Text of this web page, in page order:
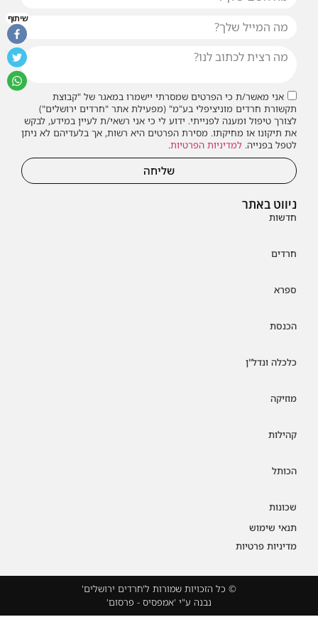
ניווט באתר
חדשות
חרדים
ספרא
הכנסת
כלכלה ונדל"ן
מוזיקה
קהילות
הכותל
שכונות
תנאי שימוש
מדיניות פרטיות
אני מאשר/ת כי הפרטים שמסרתי יישמרו במאגר של "קבוצת
תקשורת חרדים מוניציפלי בע"מ" (מפעילת אתר "חרדים ירושלים")
לצורך טיפול ומענה לפנייתי. ידוע לי כי אני רשאי/ת לעיין במידע, לבקש
את תיקונו או מחיקתו. מסירת הפרטים היא רשות, אך בלעדיהם לא ניתן
לטפל בפנייה. למדיניות הפרטיות.
שליחה
© כל הזכויות שמורות ל'חרדים ירושלים'
נבנה ע"י 'אמפסיס - פרסום'
שיתוף